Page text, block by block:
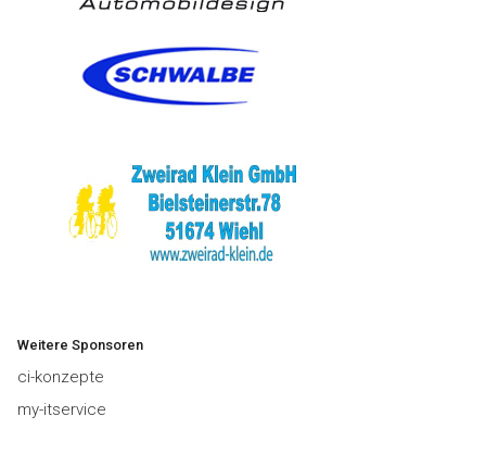
Weitere Sponsoren
ci-konzepte
my-itservice